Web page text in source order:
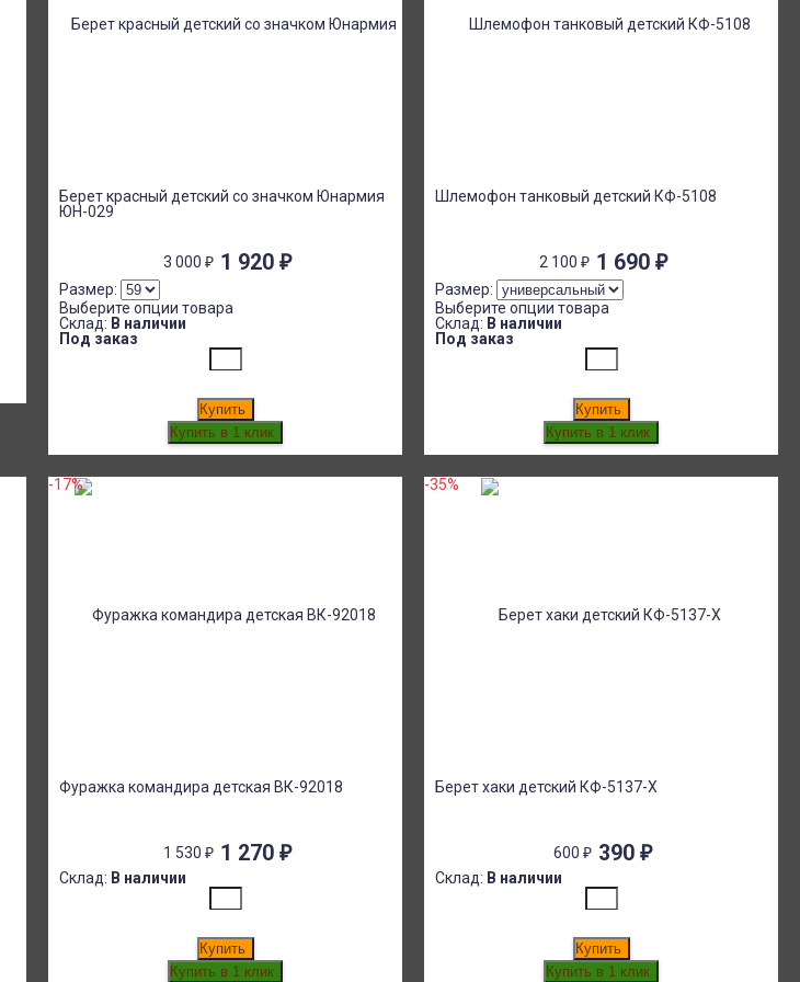
Берет красный детский со значком Юнармия
ЮН-029
3 000 ₽ 1 920 ₽
Размер:
Выберите опции товара
Склад: В наличии
Под заказ
Купить
Шлемофон танковый детский КФ-5108
2 100 ₽ 1 690 ₽
Размер:
Выберите опции товара
Склад: В наличии
Под заказ
Купить
Фуражка командира детская ВК-92018
1 530 ₽ 1 270 ₽
Склад: В наличии
Купить
-17%
Берет хаки детский КФ-5137-Х
600₽ 390₽
Склад: В наличии
Купить
-35%